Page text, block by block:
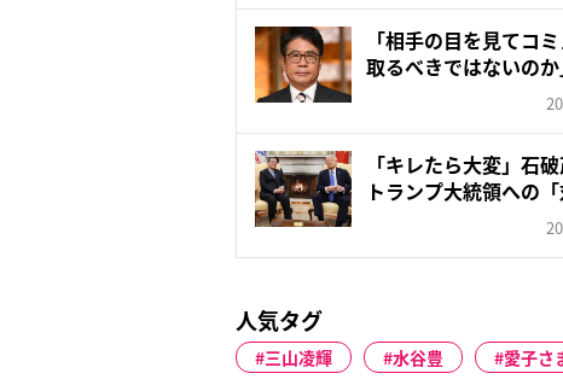
「相手の目を見てコ
取るべきではないの
「キレたら大変」石
トランプ大統領への
人気タグ
三山凌輝 水谷豊 愛子さ